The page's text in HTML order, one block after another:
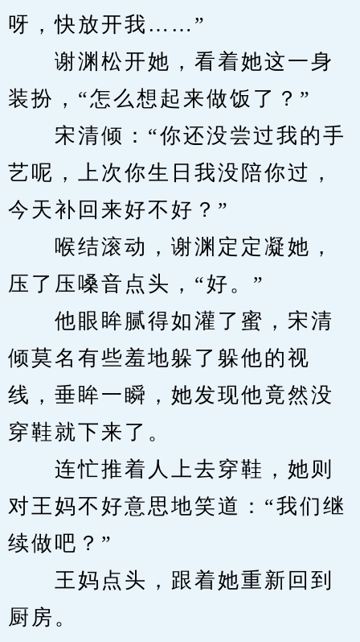
呀，快放开我……”
谢渊松开她，看着她这一身
装扮，“怎么想起来做饭了？”
宋清倾：“你还没尝过我的手
艺呢，上次你生日我没陪你过，
今天补回来好不好？”
喉结滚动，谢渊定定凝她，
压了压嗓音点头，“好。”
他眼眸腻得如灌了蜜，宋清
倾莫名有些羞地躲了躲他的视
线，垂眸一瞬，她发现他竟然没
穿鞋就下来了。
连忙推着人上去穿鞋，她则
对王妈不好意思地笑道：“我们继
续做吧？”
王妈点头，跟着她重新回到
厨房。